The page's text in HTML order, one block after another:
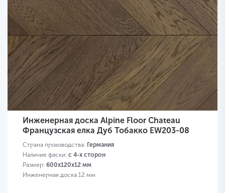
Инженерная доска Alpine Floor Chateau
Французская елка Дуб Тобакко EW203-08
Страна производства: Германия
Наличие фаски: с 4-х сторон
Размер: 600х120х12 мм
Инженерная доска 12 мм